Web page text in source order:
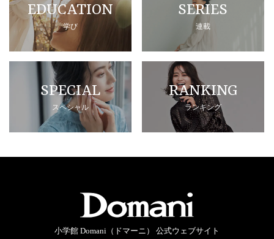
EDUCATION
学び
SERIES
連載
SPECIAL
スペシャル
RANKING
ランキング
小学館 Domani（ドマーニ） 公式ウェブサイト